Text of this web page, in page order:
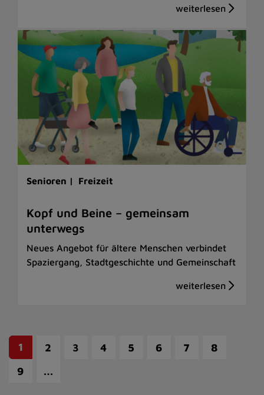
Senioren | Freizeit
Kopf und Beine – gemeinsam
unterwegs
Neues Angebot für ältere Menschen verbindet
Spaziergang, Stadtgeschichte und Gemeinschaft
1 2 3 4 5 6 7
8
9
…